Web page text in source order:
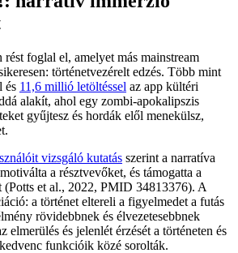
foglal el, amelyet más mainstream
történetvezérelt edzés. Több mint
és 11,6 millió letöltéssel az app kültéri
alakít, ahol egy zombi-apokalipszis
gyűjtesz és hordák elől menekülsz,
vizsgáló kutatás szerint a narratíva
a résztvevőket, és támogatta a
(Potts et al., 2022, PMID 34813376). A
a történet eltereli a figyelmedet a futás
rövidebbnek és élvezetesebbnek
elmerülés és jelenlét érzését a történeten és
funkcióik közé sorolták.